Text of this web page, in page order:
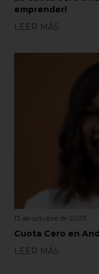
emprender!
LEER MÁS
13 de octubre de 2023
Cuota Cero en
LEER MÁS